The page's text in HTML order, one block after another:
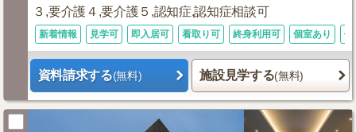
３,要介護４,要介護５,認知症,認知症相談可
新着情報 見学可 即入居可 看取り可 終身利用可 個室あり 体
資料請求する(無料) 施設見学する(無料)